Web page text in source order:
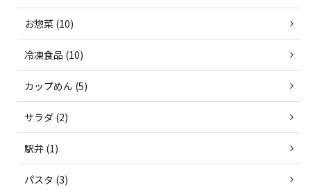
お惣菜 (10)
冷凍食品 (10)
カップめん (5)
サラダ (2)
駅弁 (1)
パスタ (3)